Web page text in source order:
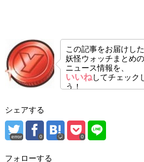
この記事をお届けした
妖怪ウォッチまとめ
ニュース情報を、
いいねしてチェック
う！
シェアする
error 0 0
フォローする